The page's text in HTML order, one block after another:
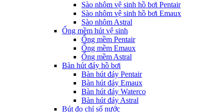
Sào nhôm vệ sinh hồ bơi Pentair
Sào nhôm vệ sinh hồ bơi Emaux
Sào nhôm Astral
Ống mềm hút vệ sinh
Ống mềm Pentair
Ống mềm Emaux
Ống mềm Astral
Bàn hút đáy hồ bơi
Bàn hút đáy Pentair
Bàn hút đáy Emaux
Bàn hút đáy Waterco
Bàn hút đáy Astral
Bút đo chỉ số nước